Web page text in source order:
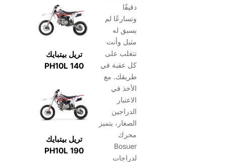
دقيقًا
وتسارعًا لم
يسبق له
مثيل وأنت
تتغلب على
كل عقبة في
طريقك. مع
الأخذ في
الاعتبار
الدراجين
الصغار، يتميز
محرك
Bosuer
لدراجات
تريل بيتبايك
PH10L 140
تريل بيتبايك
PH10L 190